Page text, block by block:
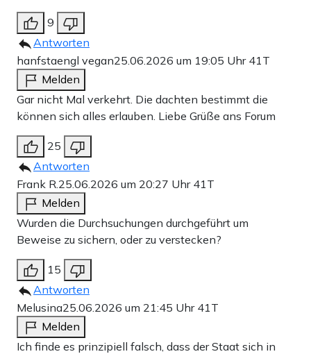
9
Antworten
hanfstaengl vegan25.06.2026 um 19:05 Uhr 41T
Melden
Gar nicht Mal verkehrt. Die dachten bestimmt die
können sich alles erlauben. Liebe Grüße ans Forum
25
Antworten
Frank R. 25.06.2026 um 20:27 Uhr 41T
Melden
Wurden die Durchsuchungen durchgeführt um
Beweise zu sichern, oder zu verstecken?
15
Antworten
Melusina25.06.2026 um 21:45 Uhr 41T
Melden
Ich finde es prinzipiell falsch, dass der Staat sich in